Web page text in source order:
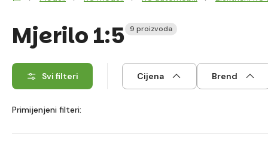
Mjerilo 1:5 9 proizvoda
Svi filteri Cijena Brend
Primijenjeni filteri: